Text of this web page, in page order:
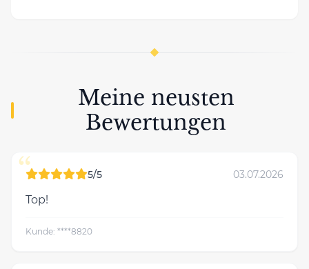
Meine neusten
Bewertungen
“ 5/5 03.07.2026
Top!
Kunde: ****8820